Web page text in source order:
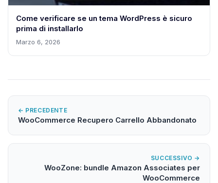
Come verificare se un tema WordPress è sicuro
prima di installarlo
Marzo 6, 2026
← PRECEDENTE
WooCommerce Recupero Carrello Abbandonato
SUCCESSIVO →
WooZone: bundle Amazon Associates per
WooCommerce